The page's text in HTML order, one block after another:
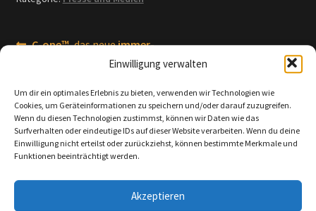
Einwilligung verwalten
Um dir ein optimales Erlebnis zu bieten, verwenden wir Technologien wie
Cookies, um Geräteinformationen zu speichern und/oder darauf zuzugreifen.
Wenn du diesen Technologien zustimmst, können wir Daten wie das
Surfverhalten oder eindeutige IDs auf dieser Website verarbeiten. Wenn du deine
Einwilligung nicht erteilst oder zurückziehst, können bestimmte Merkmale und
Funktionen beeinträchtigt werden.
Akzeptieren
Beitragsnavigation
Vorheriger
C-one™, das neueimmer-
immer-geladene
Schreibe einen Kommentar
angemeldetsein, um einen Kommentar